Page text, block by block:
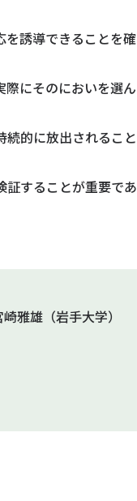
を誘導できることを確
際にそのにおいを選ん
的に放出されること
証することが重要であ
雅雄（岩手大学）